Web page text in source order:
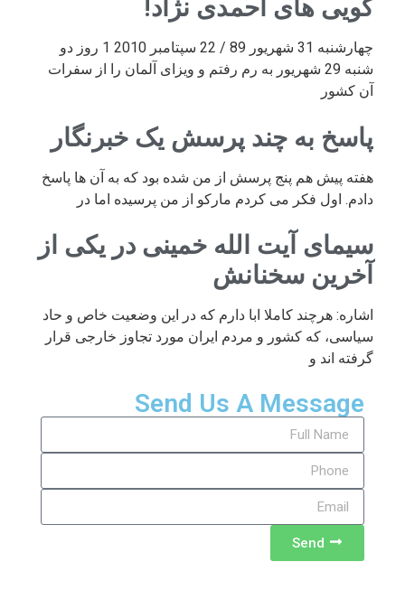
گویی های احمدی نژاد!
چهارشنبه 31 شهریور 89 / 22 سپتامبر 2010 1 روز دو
شنبه 29 شهریور به رم رفتم و ویزای آلمان را از سفرات
آن کشور
پاسخ به چند پرسش یک خبرنگار
هفته پیش هم پنج پرسش از من شده بود که به آن ها پاسخ
دادم. اول فکر می کردم مارکو از من پرسیده اما در
سیمای آیت الله خمینی در یکی از
آخرین سخنانش
اشاره: هرچند کاملا ابا دارم که در این وضعیت خاص و حاد
سیاسی، که کشور و مردم ایران مورد تجاوز خارجی قرار
گرفته اند و
Send Us A Message
Send